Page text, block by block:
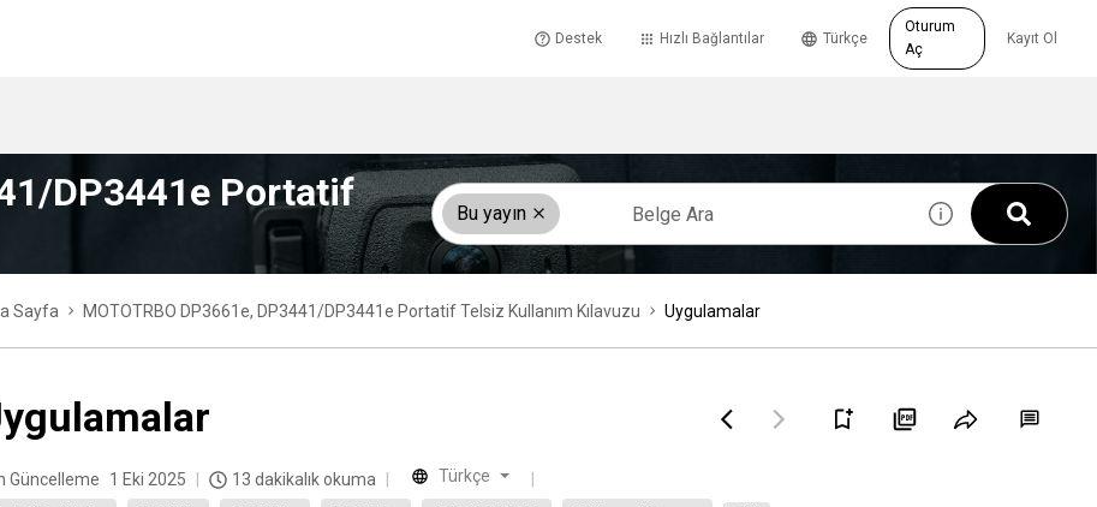
Destek Hızlı Bağlantılar Kayıt Ol
Türkçe
Oturum
Aç
DP3441e Portatif
Bu yayın
Sayfa MOTOTRBO DP3661e, DP3441/DP3441e Portatif Telsiz Kullanım Kılavuzu Uygulamalar
Güncelleme 1 Eki 2025 13 dakikalık okuma Türkçe